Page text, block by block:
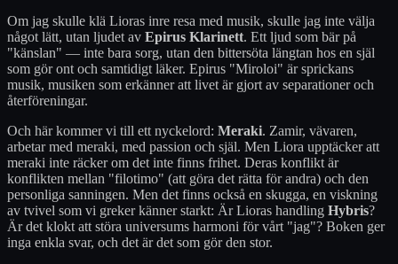
Om jag skulle klä Lioras inre resa med musik, skulle jag inte välja
något lätt, utan ljudet av Epirus Klarinett. Ett ljud som bär på
"känslan" — inte bara sorg, utan den bittersöta längtan hos en själ
som gör ont och samtidigt läker. Epirus "Miroloi" är sprickans
musik, musiken som erkänner att livet är gjort av separationer och
återföreningar.
Och här kommer vi till ett nyckelord: Meraki. Zamir, vävaren,
arbetar med meraki, med passion och själ. Men Liora upptäcker att
meraki inte räcker om det inte finns frihet. Deras konflikt är
konflikten mellan "filotimo" (att göra det rätta för andra) och den
personliga sanningen. Men det finns också en skugga, en viskning
av tvivel som vi greker känner starkt: Är Lioras handling Hybris?
Är det klokt att störa universums harmoni för vårt "jag"? Boken ger
inga enkla svar, och det är det som gör den stor.